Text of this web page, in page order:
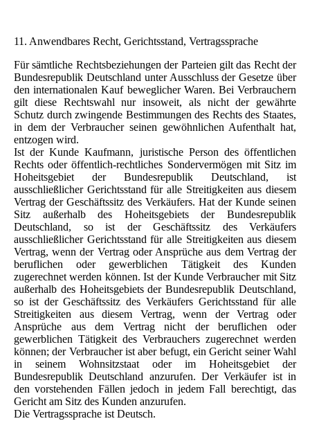
11. Anwendbares Recht, Gerichtsstand, Vertragssprache
Für sämtliche Rechtsbeziehungen der Parteien gilt das Recht der
Bundesrepublik Deutschland unter Ausschluss der Gesetze über
den internationalen Kauf beweglicher Waren. Bei Verbrauchern
gilt diese Rechtswahl nur insoweit, als nicht der gewährte
Schutz durch zwingende Bestimmungen des Rechts des Staates,
in dem der Verbraucher seinen gewöhnlichen Aufenthalt hat,
entzogen wird.
Ist der Kunde Kaufmann, juristische Person des öffentlichen
Rechts oder öffentlich-rechtliches Sondervermögen mit Sitz im
Hoheitsgebiet der Bundesrepublik Deutschland, ist
ausschließlicher Gerichtsstand für alle Streitigkeiten aus diesem
Vertrag der Geschäftssitz des Verkäufers. Hat der Kunde seinen
Sitz außerhalb des Hoheitsgebiets der Bundesrepublik
Deutschland, so ist der Geschäftssitz des Verkäufers
ausschließlicher Gerichtsstand für alle Streitigkeiten aus diesem
Vertrag, wenn der Vertrag oder Ansprüche aus dem Vertrag der
beruflichen oder gewerblichen Tätigkeit des Kunden
zugerechnet werden können. Ist der Kunde Verbraucher mit Sitz
außerhalb des Hoheitsgebiets der Bundesrepublik Deutschland,
so ist der Geschäftssitz des Verkäufers Gerichtsstand für alle
Streitigkeiten aus diesem Vertrag, wenn der Vertrag oder
Ansprüche aus dem Vertrag nicht der beruflichen oder
gewerblichen Tätigkeit des Verbrauchers zugerechnet werden
können; der Verbraucher ist aber befugt, ein Gericht seiner Wahl
in seinem Wohnsitzstaat oder im Hoheitsgebiet der
Bundesrepublik Deutschland anzurufen. Der Verkäufer ist in
den vorstehenden Fällen jedoch in jedem Fall berechtigt, das
Gericht am Sitz des Kunden anzurufen.
Die Vertragssprache ist Deutsch.